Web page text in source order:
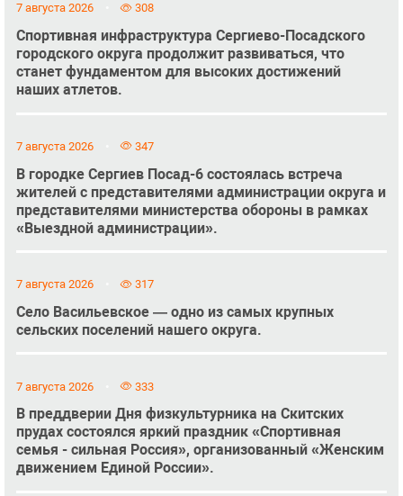
7 августа 2026 308
Спортивная инфраструктура Сергиево-Посадского
городского округа продолжит развиваться, что
станет фундаментом для высоких достижений
наших атлетов.
7 августа 2026 347
В городке Сергиев Посад-6 состоялась встреча
жителей с представителями администрации округа и
представителями министерства обороны в рамках
«Выездной администрации».
7 августа 2026 317
Село Васильевское — одно из самых крупных
сельских поселений нашего округа.
7 августа 2026 333
В преддверии Дня физкультурника на Скитских
прудах состоялся яркий праздник «Спортивная
семья - сильная Россия», организованный «Женским
движением Единой России».